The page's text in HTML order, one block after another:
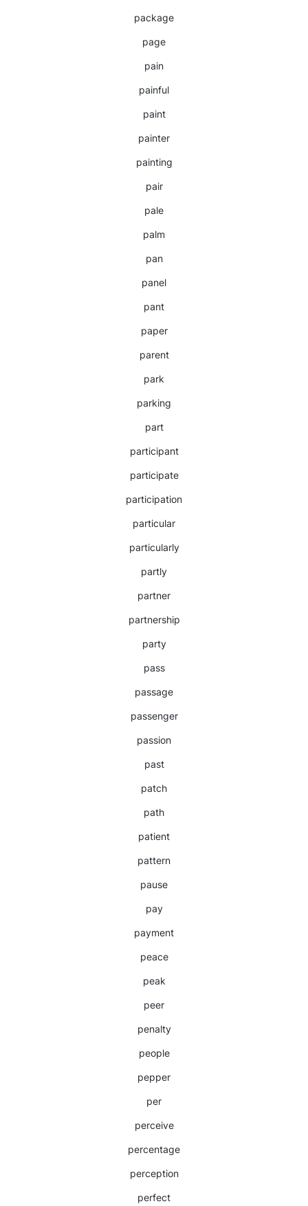
package
page
pain
painful
paint
painter
painting
pair
pale
palm
pan
panel
pant
paper
parent
park
parking
part
participant
participate
participation
particular
particularly
partly
partner
partnership
party
pass
passage
passenger
passion
past
patch
path
patient
pattern
pause
pay
payment
peace
peak
peer
penalty
people
pepper
per
perceive
percentage
perception
perfect